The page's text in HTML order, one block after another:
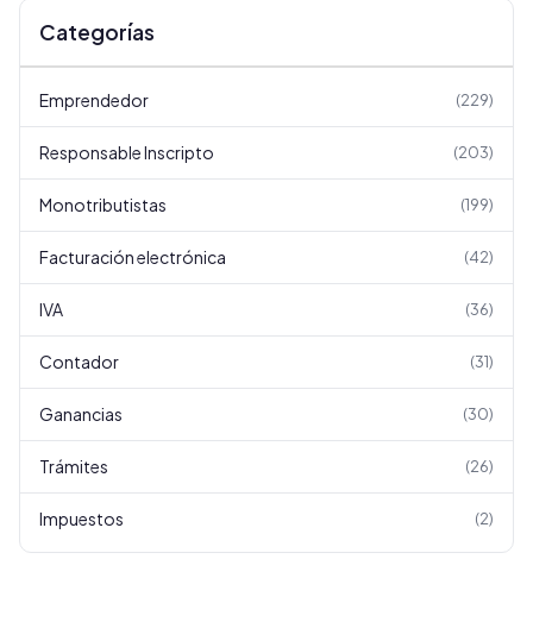
Categorías
Emprendedor (229)
Responsable Inscripto (203)
Monotributistas (199)
Facturación electrónica (42)
IVA (36)
Contador (31)
Ganancias (30)
Trámites (26)
Impuestos (2)